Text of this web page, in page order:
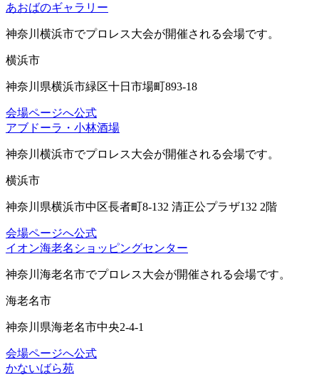
あおばのギャラリー
神奈川横浜市でプロレス大会が開催される会場です。
横浜市
神奈川県横浜市緑区十日市場町893-18
会場ページへ公式
アブドーラ・小林酒場
神奈川横浜市でプロレス大会が開催される会場です。
横浜市
神奈川県横浜市中区長者町8-132 清正公プラザ132 2階
会場ページへ公式
イオン海老名ショッピングセンター
神奈川海老名市でプロレス大会が開催される会場です。
海老名市
神奈川県海老名市中央2-4-1
会場ページへ公式
かないばら苑